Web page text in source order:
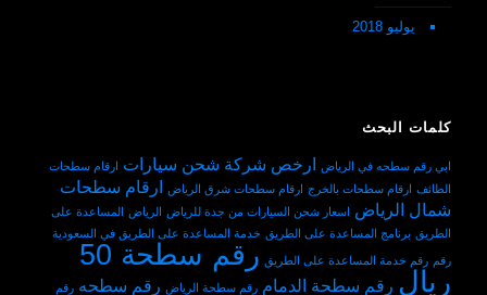
يوليو 2018
كلمات البحث
ابي رقم سطحه في الرياض ارخص شركة شحن سيارات ارقام سطحات
الطائف ارقام سطحات بالخرج ارقام سطحات شرق الرياض
ارقام سطحات
شمال الرياض اسعار شحن السيارات من جدة للرياض الرياض المساعدة على
الطريق برنامج المساعدة على الطريق خدمة المساعدة على الطريق في السعودية
رقم رقم خدمة المساعدة على الطريق
رقم سطحة 50
ريال رقم سطحة الدمام رقم سطحة الرياض رقم سطحه رقم